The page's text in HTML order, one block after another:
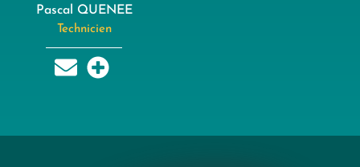
Pascal QUENEE
Technicien